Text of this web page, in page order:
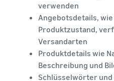
verwenden
Angebotsdetails, wie
Produktzustand,
Versandarten
Produktdetails wie
Beschreibung und
Schlüsselwörter